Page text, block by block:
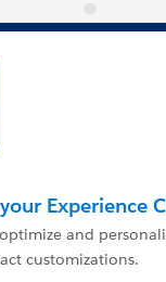
Experience
and
customizations.